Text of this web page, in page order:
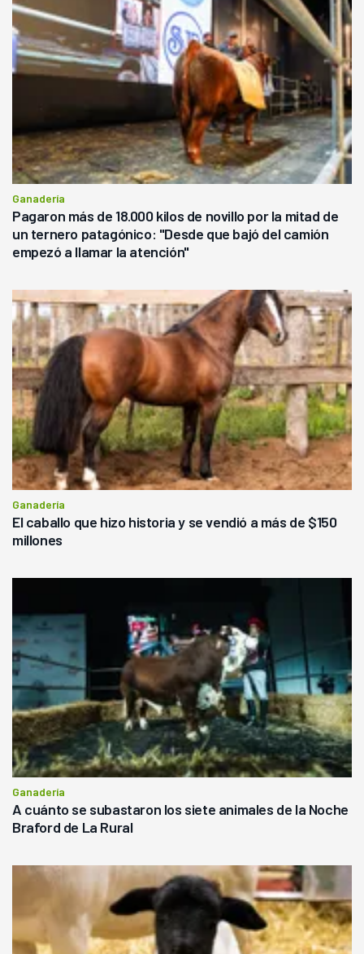
Ganadería
Pagaron más de 18.000 kilos de novillo por la mitad de
un ternero patagónico: "Desde que bajó del camión
empezó a llamar la atención"
Ganadería
El caballo que hizo historia y se vendió a más de $150
millones
Ganadería
A cuánto se subastaron los siete animales de la Noche
Braford de La Rural